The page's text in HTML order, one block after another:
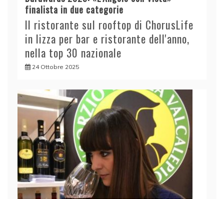
finalista in due categorie
Il ristorante sul rooftop di ChorusLife
in lizza per bar e ristorante dell'anno,
nella top 30 nazionale
24 Ottobre 2025